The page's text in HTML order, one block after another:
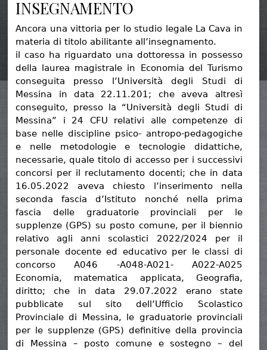
INSEGNAMENTO
Ancora una vittoria per lo studio legale La Cava in
materia di titolo abilitante all’insegnamento.
il caso ha riguardato una dottoressa in possesso
della laurea magistrale in Economia del Turismo
conseguita presso l’Università degli Studi di
Messina in data 22.11.201; che aveva altresì
conseguito, presso la “Università degli Studi di
Messina” i 24 CFU relativi alle competenze di
base nelle discipline psico- antropo-pedagogiche
e nelle metodologie e tecnologie didattiche,
necessarie, quale titolo di accesso per i successivi
concorsi per il reclutamento docenti; che in data
16.05.2022 aveva chiesto l’inserimento nella
seconda fascia d’Istituto nonché nella prima
fascia delle graduatorie provinciali per le
supplenze (GPS) su posto comune, per il biennio
relativo agli anni scolastici 2022/2024 per il
personale docente ed educativo per le classi di
concorso A046 -A048-A021- A022-A025
Economia, matematica applicata, Geografia,
diritto; che in data 29.07.2022 erano state
pubblicate sul sito dell’Ufficio Scolastico
Provinciale di Messina, le graduatorie provinciali
per le supplenze (GPS) definitive della provincia
di Messina – posto comune e sostegno – del